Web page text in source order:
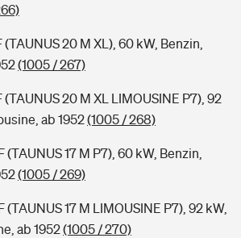
(TAUNUS 20 M XL), 60 kW, Benzin,
(1005 / 267)
(TAUNUS 20 M XL LIMOUSINE P7), 92
ab 1952(1005 / 268)
(TAUNUS 17 M P7), 60 kW, Benzin,
(1005 / 269)
(TAUNUS 17 M LIMOUSINE P7), 92 kW,
ab 1952(1005 / 270)